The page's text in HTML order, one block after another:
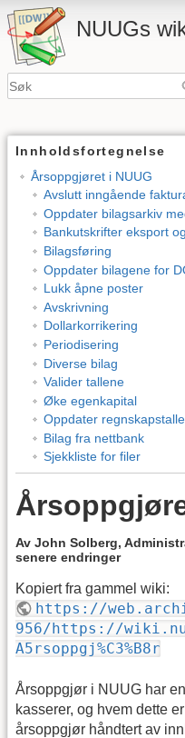
NUUGs
Innholdsfortegnelse
Årsoppgjøret i NUUG
Avslutt inngående
Oppdater bilagsarkiv
Bankutskrifter eksport
Bilagsføring
Oppdater bilagene for
Lukk åpne poster
Avskrivning
Dollarkorrikering
Periodisering
Diverse bilag
Valider tallene
Øke egenkapital
Oppdater
Bilag fra nettbank
Sjekkliste for filer
Av John Solberg,
senere endringer
Kopiert fra gammel wiki:
https://
956/https://
A5rsoppgj%C3%B8r
Årsoppgjør i NUUG har
kasserer, og hvem dette
årsoppgjør håndtert av